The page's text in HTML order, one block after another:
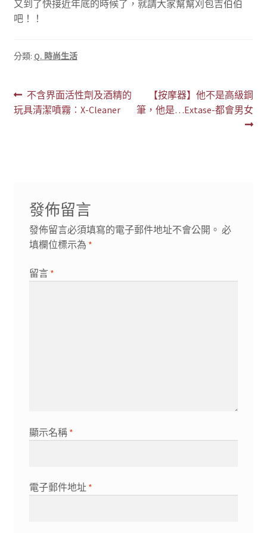
又到了快接近年底的時候了，就請大家幫幫刈包吉伯伯
吧！！
分類: Q. 時尚生活
文
章
上
一
不含界面活性劑及酒精的
玩具清潔噴霧︰X-Cleaner
下
一
【按摩器】他不是高級鋼
筆，他是…Extase-都會男女
發佈留言
發佈留言必須填寫的電子郵件地址不會公開。 必
填欄位標示為 *
留言 *
顯示名稱 *
電子郵件地址 *